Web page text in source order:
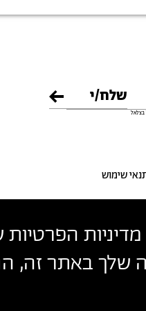
הפרטיות
שלך באתר
שימוש